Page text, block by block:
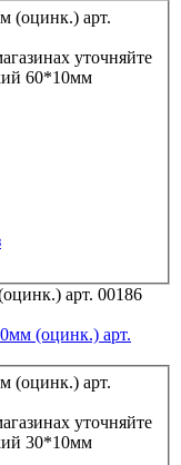
уточняйте
60*10мм
(оцинк.) арт.
уточняйте
30*10мм